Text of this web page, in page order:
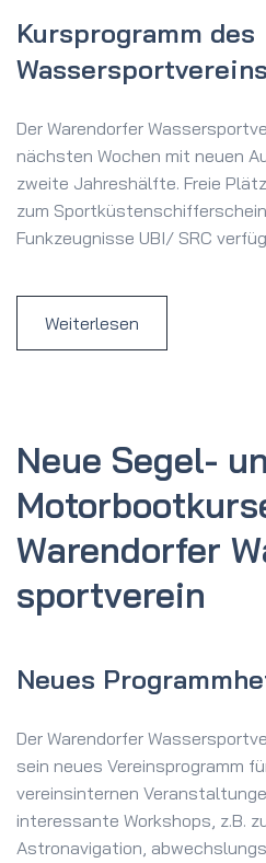
Kursprogramm des
Der Warendorfer
nächsten Wochen mit neuen
zweite Jahreshälfte. Freie
zum
Funkzeugnisse UBI/ SRC
Weiterlesen
Neue Segel-
Waren­dorfer
sportverein
Neues
Der Warendorfer
sein neues Vereinsprogramm
vereinsinternen
interessante Workshops, z.B.
Astronavigation,